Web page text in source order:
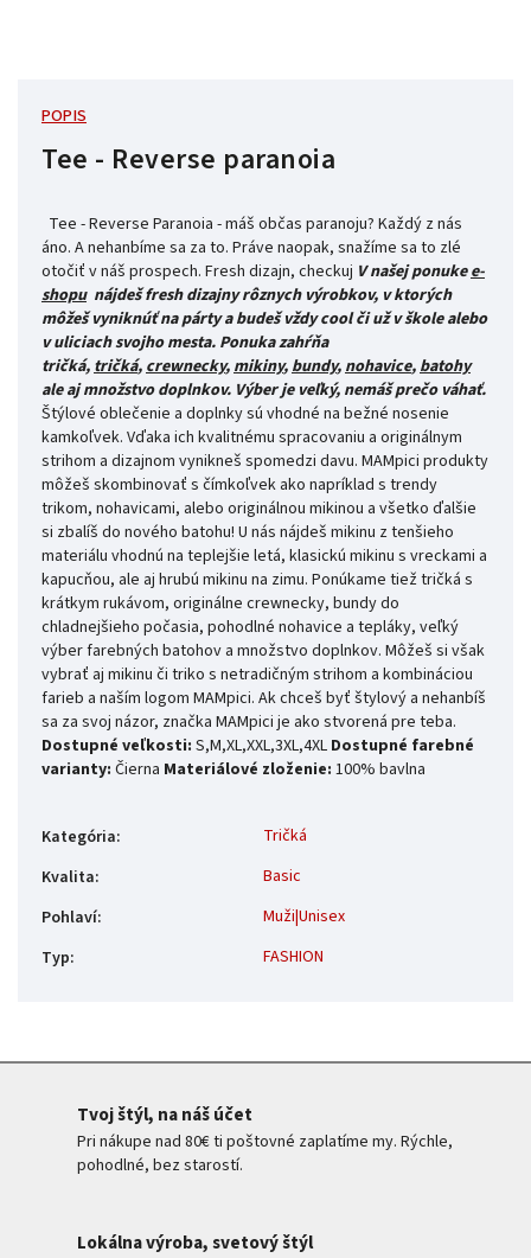
POPIS
Tee - Reverse paranoia
Tee - Reverse Paranoia - máš občas paranoju? Každý z nás
áno. A nehanbíme sa za to. Práve naopak, snažíme sa to zlé
otočiť v náš prospech. Fresh dizajn, checkuj V našej ponukee-
shopunájdeš fresh dizajny rôznych výrobkov, v ktorých
môžeš vyniknúť na párty a budeš vždy cool či už v škole alebo
v uliciach svojho mesta. Ponuka zahŕňa
tričká,tričká,crewnecky,mikiny,bundy,nohavice,batohy
ale aj množstvo doplnkov. Výber je veľký, nemáš prečo váhať.
Štýlové oblečenie a doplnky sú vhodné na bežné nosenie
kamkoľvek. Vďaka ich kvalitnému spracovaniu a originálnym
strihom a dizajnom vynikneš spomedzi davu. MAMpici produkty
môžeš skombinovať s čímkoľvek ako napríklad s trendy
trikom, nohavicami, alebo originálnou mikinou a všetko ďalšie
si zbalíš do nového batohu! U nás nájdeš mikinu z tenšieho
materiálu vhodnú na teplejšie letá, klasickú mikinu s vreckami a
kapucňou, ale aj hrubú mikinu na zimu. Ponúkame tiež tričká s
krátkym rukávom, originálne crewnecky, bundy do
chladnejšieho počasia, pohodlné nohavice a tepláky, veľký
výber farebných batohov a množstvo doplnkov. Môžeš si však
vybrať aj mikinu či triko s netradičným strihom a kombináciou
farieb a naším logom MAMpici. Ak chceš byť štylový a nehanbíš
sa za svoj názor, značka MAMpici je ako stvorená pre teba.
Dostupné veľkosti: S,M,XL,XXL,3XL,4XL Dostupné farebné
varianty: Čierna Materiálové zloženie: 100% bavlna
Kategória:
Tričká
Kvalita:
Basic
Pohlaví:
Muži|Unisex
Typ: FASHION
Tvoj štýl, na náš účet
Pri nákupe nad 80€ ti poštovné zaplatíme my. Rýchle,
pohodlné, bez starostí.
Lokálna výroba, svetový štýl